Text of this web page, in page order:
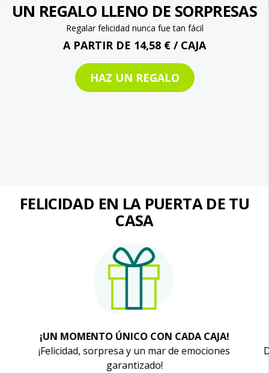
UN REGALO LLENO DE SORPRESAS
Regalar felicidad nunca fue tan fácil
A PARTIR DE 14,58 € / CAJA
HAZ UN REGALO
FELICIDAD EN LA PUERTA DE TU
CASA
¡UN MOMENTO ÚNICO CON CADA CAJA!
¡Felicidad, sorpresa y un mar de emociones
garantizado!